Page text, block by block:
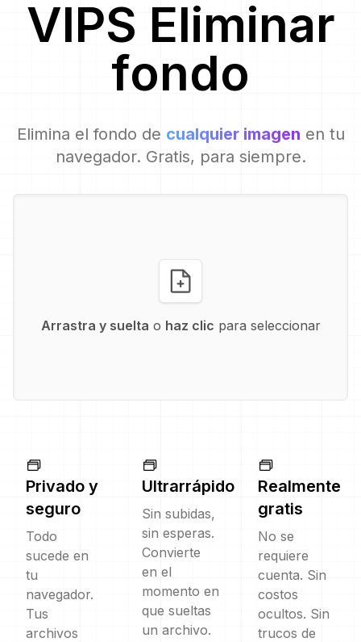
VIPS Eliminar
fondo
Elimina el fondo de cualquier imagen en tu
navegador. Gratis, para siempre.
Arrastra y suelta o haz clic para seleccionar
Privado y
seguro
Todo
sucede en
tu
navegador.
Tus
archivos
Ultrarrápido
Sin subidas,
sin esperas.
Convierte
en el
momento en
que sueltas
un archivo.
Realmente
gratis
No se
requiere
cuenta. Sin
costos
ocultos. Sin
trucos de